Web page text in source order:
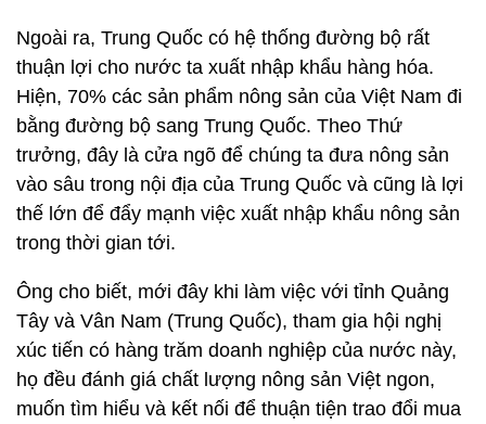
Ngoài ra, Trung Quốc có hệ thống đường bộ rất
thuận lợi cho nước ta xuất nhập khẩu hàng hóa.
Hiện, 70% các sản phẩm nông sản của Việt Nam đi
bằng đường bộ sang Trung Quốc. Theo Thứ
trưởng, đây là cửa ngõ để chúng ta đưa nông sản
vào sâu trong nội địa của Trung Quốc và cũng là lợi
thế lớn để đẩy mạnh việc xuất nhập khẩu nông sản
trong thời gian tới.
Ông cho biết, mới đây khi làm việc với tỉnh Quảng
Tây và Vân Nam (Trung Quốc), tham gia hội nghị
xúc tiến có hàng trăm doanh nghiệp của nước này,
họ đều đánh giá chất lượng nông sản Việt ngon,
muốn tìm hiểu và kết nối để thuận tiện trao đổi mua